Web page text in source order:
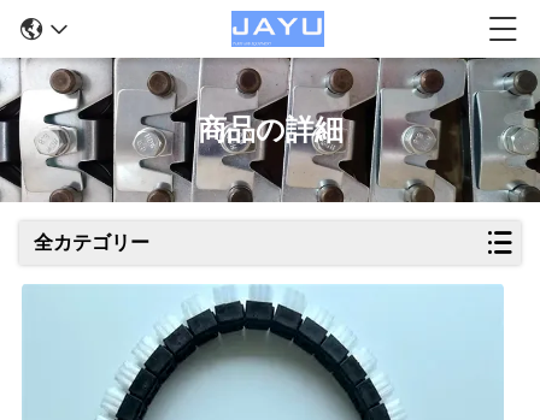
商品の詳細
全カテゴリー